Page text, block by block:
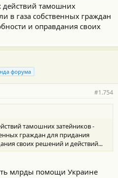
действий тамошних
в газа собственных граждан
и оправдания своих
форума
#1.754
тамошних затейников -
граждан для придания
своих решений и действий...
млрды помощи Украине